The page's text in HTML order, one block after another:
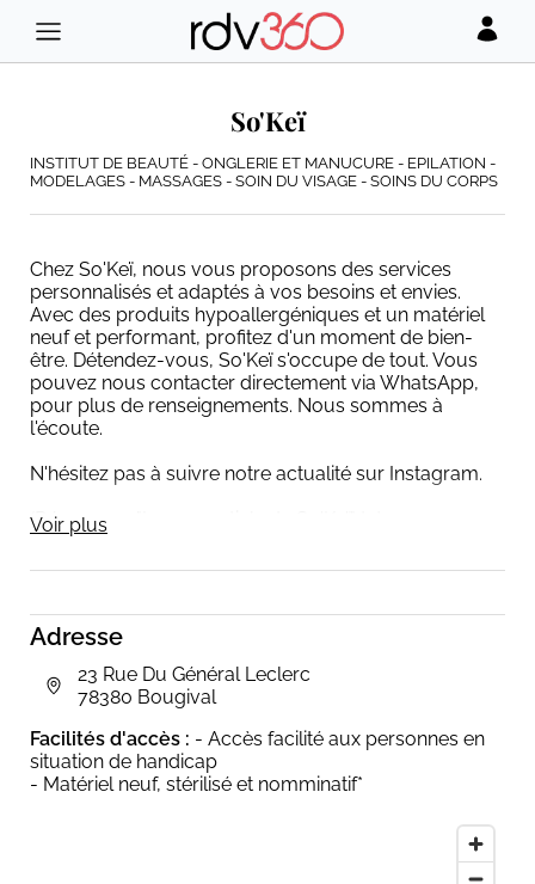
Adresse
23 Rue Du Général Leclerc
78380 Bougival
Facilités d'accès : - Accès facilité aux personnes en
situation de handicap
- Matériel neuf, stérilisé et nomminatif*
So'Keï
INSTITUT DE BEAUTÉ - ONGLERIE ET MANUCURE - EPILATION -
MODELAGES - MASSAGES - SOIN DU VISAGE - SOINS DU CORPS
Chez So'Keï, nous vous proposons des services
personnalisés et adaptés à vos besoins et envies.
Avec des produits hypoallergéniques et un matériel
neuf et performant, profitez d'un moment de bien-
être. Détendez-vous, So'Keï s'occupe de tout. Vous
pouvez nous contacter directement via WhatsApp,
pour plus de renseignements. Nous sommes à
l'écoute.
N'hésitez pas à suivre notre actualité sur Instagram.
(Découvrez "Les essentiels de So'Keï" très
prochainement...)
Voir plus